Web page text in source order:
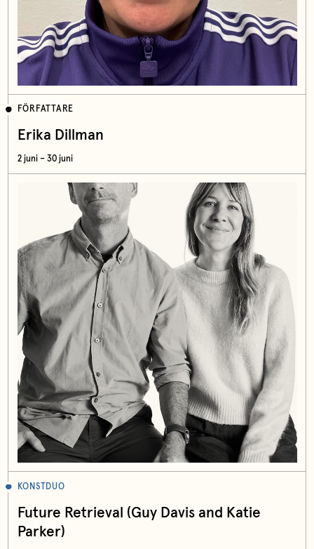
FÖRFATTARE
Erika Dillman
2 juni – 30 juni
KONSTDUO
Future Retrieval (Guy Davis and Katie
Parker)